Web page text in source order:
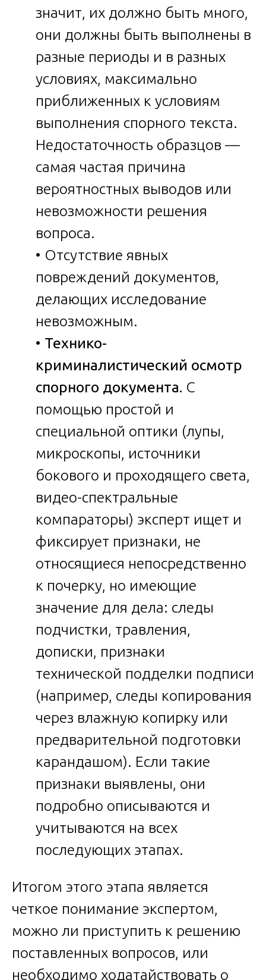
значит, их должно быть много,
они должны быть выполнены в
разные периоды и в разных
условиях, максимально
приближенных к условиям
выполнения спорного текста.
Недостаточность образцов —
самая частая причина
вероятностных выводов или
невозможности решения
вопроса.
• Отсутствие явных
повреждений документов,
делающих исследование
невозможным.
• Технико-
криминалистический осмотр
спорного документа. С
помощью простой и
специальной оптики (лупы,
микроскопы, источники
бокового и проходящего света,
видео-спектральные
компараторы) эксперт ищет и
фиксирует признаки, не
относящиеся непосредственно
к почерку, но имеющие
значение для дела: следы
подчистки, травления,
дописки, признаки
технической подделки подписи
(например, следы копирования
через влажную копирку или
предварительной подготовки
карандашом). Если такие
признаки выявлены, они
подробно описываются и
учитываются на всех
последующих этапах.
Итогом этого этапа является
четкое понимание экспертом,
можно ли приступить к решению
поставленных вопросов, или
необходимо ходатайствовать о